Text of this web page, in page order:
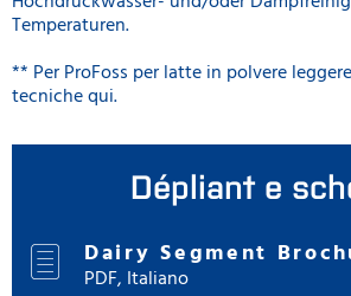
Temperaturen.
** Per ProFoss per latte in polvere
tecniche qui.
Dépliant e
Dairy Segment
PDF, Italiano